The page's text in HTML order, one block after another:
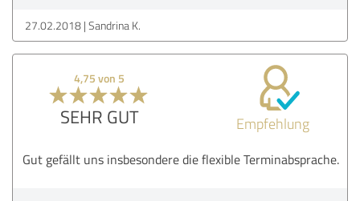
27.02.2018 Sandrina K.
4,75 von 5
SEHR GUT Empfehlung
Gut gefällt uns insbesondere die flexible Terminabsprache.